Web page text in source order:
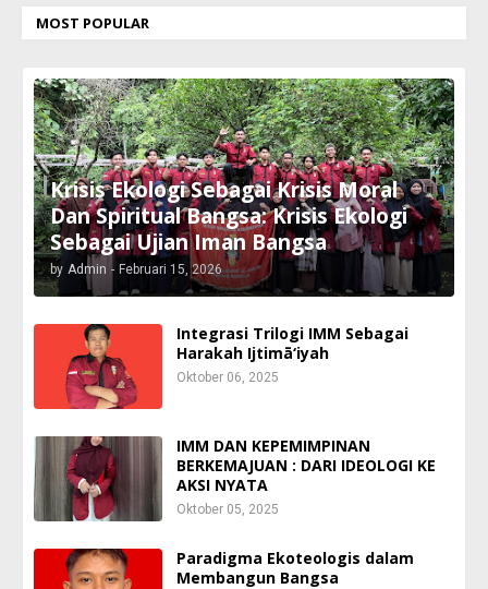
MOST POPULAR
Krisis Ekologi Sebagai Krisis Moral
Dan Spiritual Bangsa: Krisis Ekologi
Sebagai Ujian Iman Bangsa
by Admin - Februari 15, 2026
Integrasi Trilogi IMM Sebagai
Harakah Ijtimā‘iyah
Oktober 06, 2025
IMM DAN KEPEMIMPINAN
BERKEMAJUAN : DARI IDEOLOGI KE
AKSI NYATA
Oktober 05, 2025
Paradigma Ekoteologis dalam
Membangun Bangsa